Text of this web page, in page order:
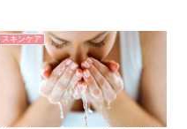
スキンケア